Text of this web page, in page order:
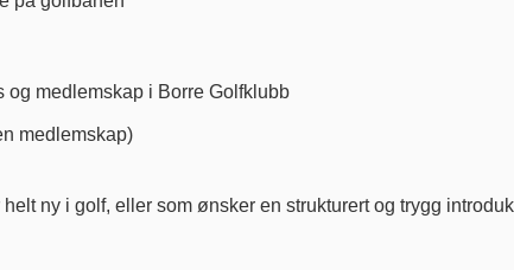
og medlemskap i Borre Golfklubb
medlemskap)
ny i golf, eller som ønsker en strukturert og trygg